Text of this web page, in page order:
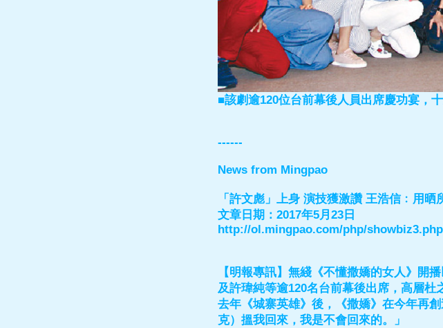
■該劇逾120位台前幕後人員出席慶功宴，十
------
News from Mingpao
「許文彪」上身 演技獲激讚 王浩信﹕用晒
文章日期：2017年5月23日
http://ol.mingpao.com/php/
【明報專訊】無綫《不懂撒嬌的女人》開
及許瑋純等逾120名台前幕後出席，高層
去年《城寨英雄》後，《撒嬌》在今年再
克）搵我回來，我是不會回來的。」